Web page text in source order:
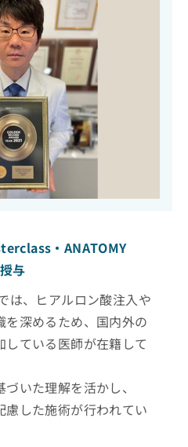
・ANATOMY
与
は、ヒアルロン酸注入や
深めるため、国内外の
ている医師が在籍して
いた理解を活かし、
した施術が行われてい